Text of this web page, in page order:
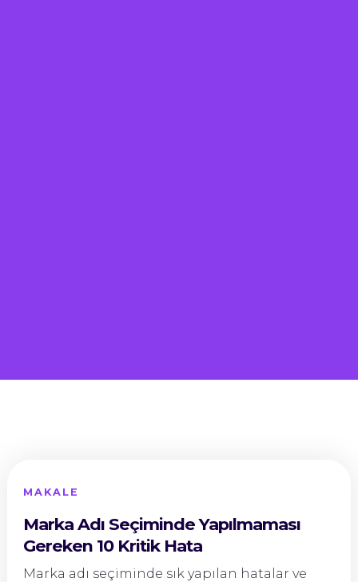
MAKALE
Marka Adı Seçiminde Yapılmaması
Gereken 10 Kritik Hata
Marka adı seçiminde sık yapılan hatalar ve